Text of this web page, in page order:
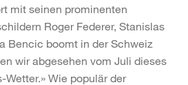
mit seinen prominenten
Roger Federer, Stanislas
Bencic boomt in der Schweiz
wir abgesehen vom Juli dieses
Wetter.» Wie populär der